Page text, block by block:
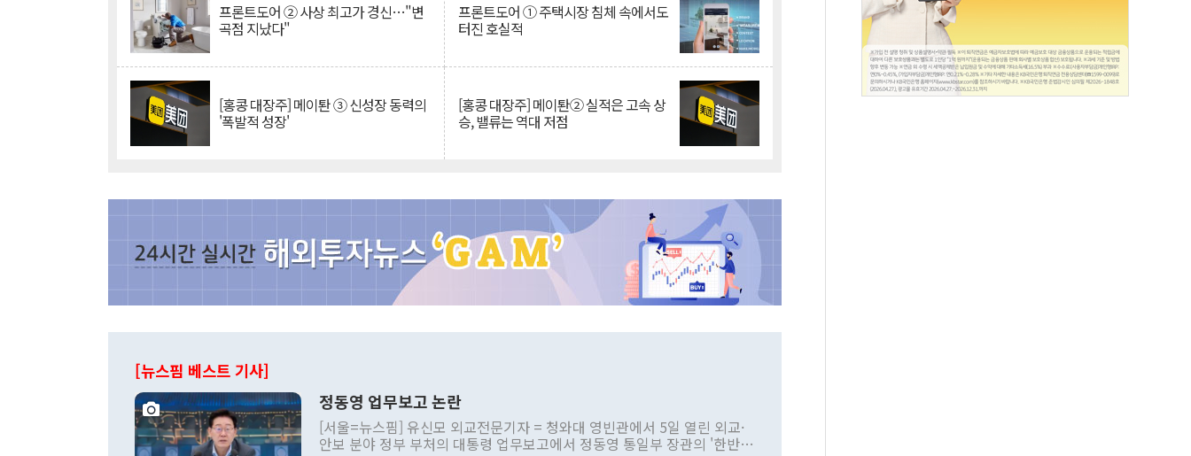
프론트도어 ② 사상 최고가 경신…"변
곡점 지났다"
프론트도어 ① 주택시장 침체 속에서도
터진 호실적
[홍콩 대장주] 메이퇀 ③ 신성장 동력의
'폭발적 성장'
[홍콩 대장주] 메이퇀② 실적은 고속 상
승, 밸류는 역대 저점
[뉴스핌 베스트 기사]
정동영 업무보고 논란
[서울=뉴스핌] 유신모 외교전문기자 = 청와대 영빈관에서 5일 열린 외교·
안보 분야 정부 부처의 대통령 업무보고에서 정동영 통일부 장관의 '한반도